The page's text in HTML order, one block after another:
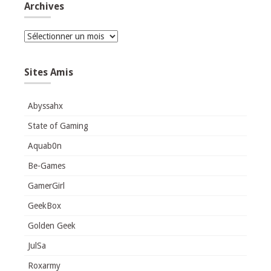
Archives
Archives
Sites Amis
Abyssahx
State of Gaming
Aquab0n
Be-Games
GamerGirl
GeekBox
Golden Geek
JulSa
Roxarmy